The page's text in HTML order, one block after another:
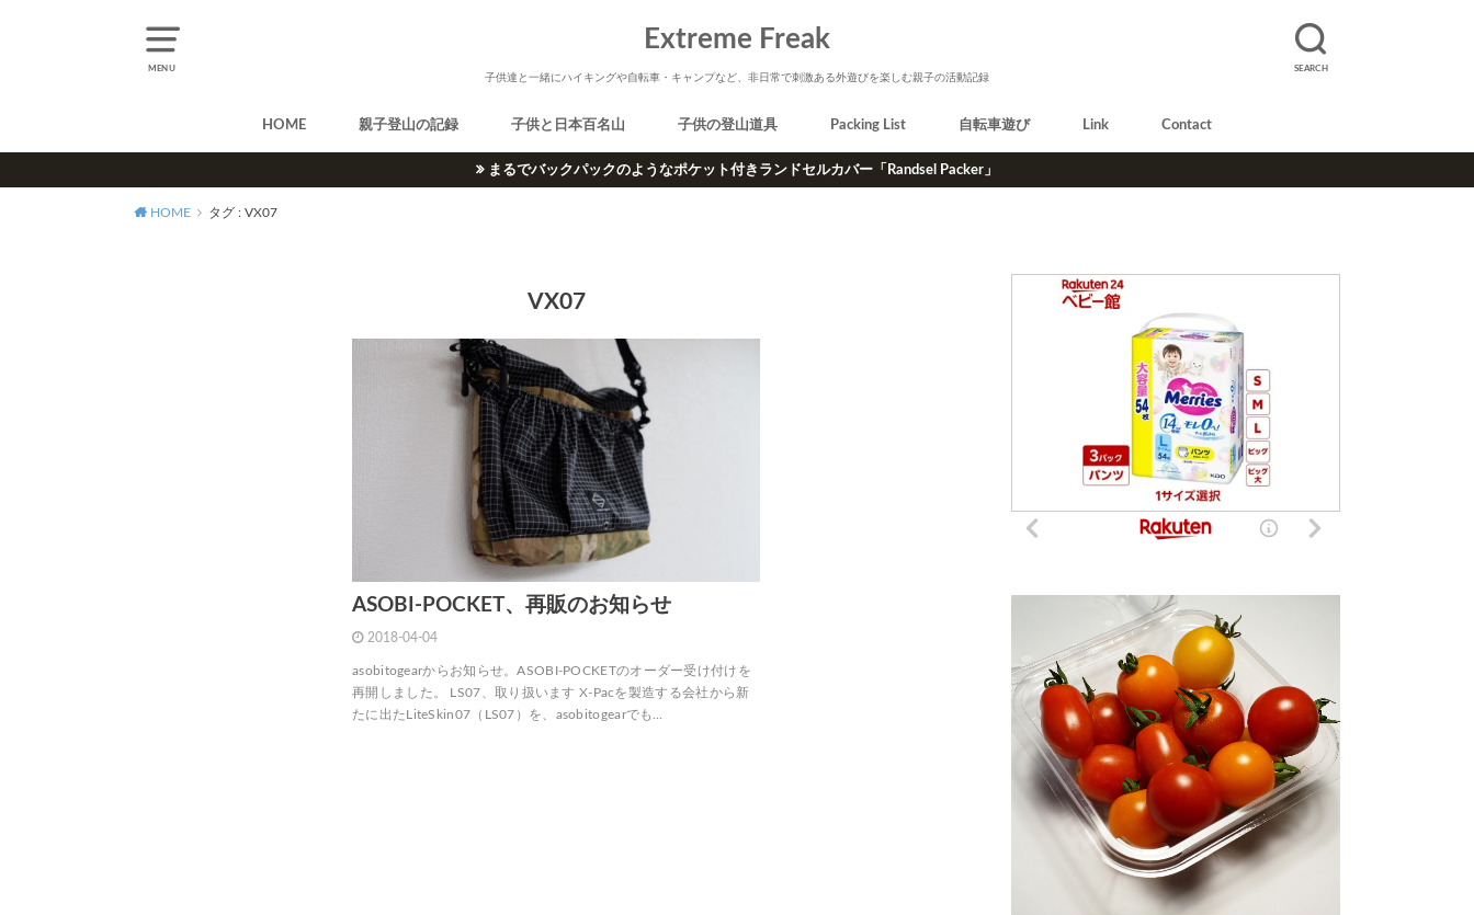
MENU SEARCH
Extreme Freak
子供達と一緒にハイキングや自転車・キャンプなど、非日常で刺激ある外遊びを楽しむ親子の活動記録
HOME 親子登山の記録 子供と日本百名山 子供の登山道具 Packing List 自転車遊び Link Contact
まるでバックパックのようなポケット付きランドセルカバー「Randsel Packer」
HOME タグ : VX07
VX07
ASOBI-POCKET、再販のお知らせ
2018-04-04
asobitogearからお知らせ。ASOBI-POCKETのオーダー受け付けを
再開しました。 LS07、取り扱います X-Pacを製造する会社から新
たに出たLiteSkin07（LS07）を、asobitogearでも…